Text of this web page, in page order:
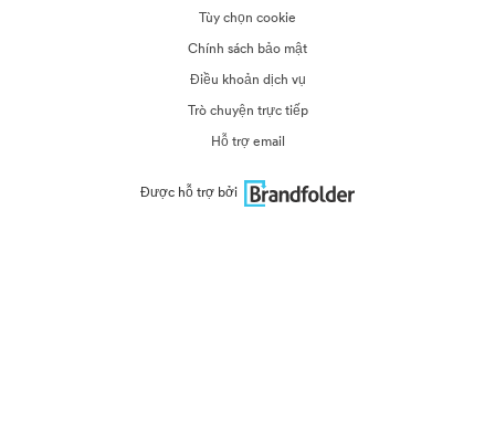
Tùy chọn cookie
Chính sách bảo mật
Điều khoản dịch vụ
Trò chuyện trực tiếp
Hỗ trợ email
Được hỗ trợ bởi